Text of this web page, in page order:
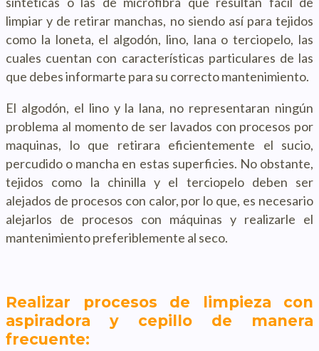
limpiar y de retirar manchas, no siendo así para tejidos
como la loneta, el algodón, lino, lana o terciopelo, las
cuales cuentan con características particulares de las
que debes informarte para su correcto mantenimiento.
El algodón, el lino y la lana, no representaran ningún
problema al momento de ser lavados con procesos por
maquinas, lo que retirara eficientemente el sucio,
percudido o mancha en estas superficies. No obstante,
tejidos como la chinilla y el terciopelo deben ser
alejados de procesos con calor, por lo que, es necesario
alejarlos de procesos con máquinas y realizarle el
mantenimiento preferiblemente al seco.
Realizar procesos de limpieza con
aspiradora y cepillo de manera
frecuente: